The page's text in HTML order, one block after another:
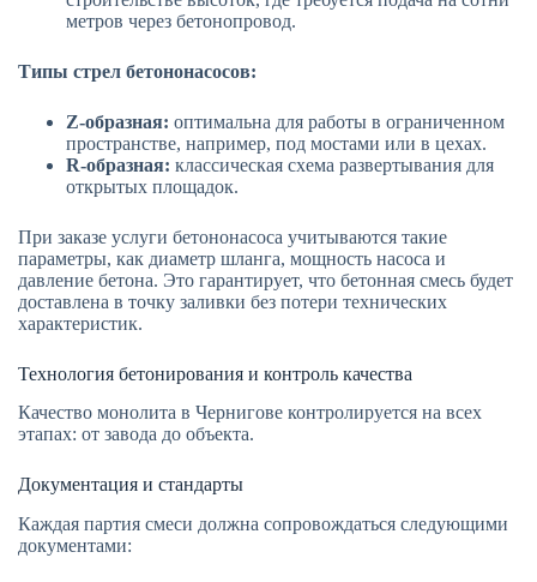
метров через бетонопровод.
Типы стрел бетононасосов:
Z-образная: оптимальна для работы в ограниченном
пространстве, например, под мостами или в цехах.
R-образная: классическая схема развертывания для
открытых площадок.
При заказе услуги бетононасоса учитываются такие
параметры, как диаметр шланга, мощность насоса и
давление бетона. Это гарантирует, что бетонная смесь будет
доставлена в точку заливки без потери технических
характеристик.
Технология бетонирования и контроль качества
Качество монолита в Чернигове контролируется на всех
этапах: от завода до объекта.
Документация и стандарты
Каждая партия смеси должна сопровождаться следующими
документами: